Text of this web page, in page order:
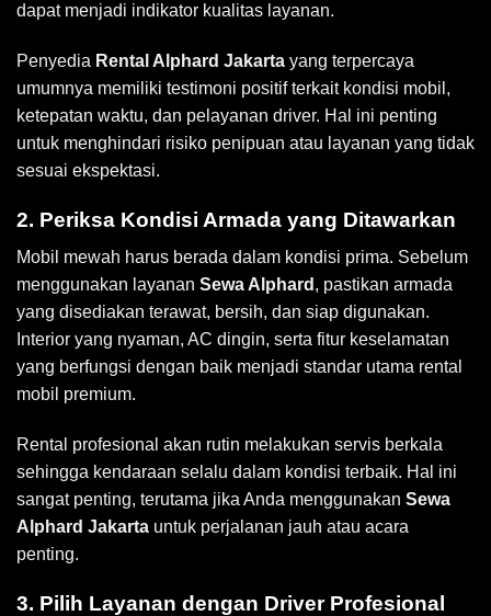
dapat menjadi indikator kualitas layanan.
Penyedia Rental Alphard Jakarta yang terpercaya
umumnya memiliki testimoni positif terkait kondisi mobil,
ketepatan waktu, dan pelayanan driver. Hal ini penting
untuk menghindari risiko penipuan atau layanan yang tidak
sesuai ekspektasi.
2. Periksa Kondisi Armada yang Ditawarkan
Mobil mewah harus berada dalam kondisi prima. Sebelum
menggunakan layanan Sewa Alphard , pastikan armada
yang disediakan terawat, bersih, dan siap digunakan.
Interior yang nyaman, AC dingin, serta fitur keselamatan
yang berfungsi dengan baik menjadi standar utama rental
mobil premium.
Rental profesional akan rutin melakukan servis berkala
sehingga kendaraan selalu dalam kondisi terbaik. Hal ini
sangat penting, terutama jika Anda menggunakan Sewa
Alphard Jakarta untuk perjalanan jauh atau acara
penting.
3. Pilih Layanan dengan Driver Profesional